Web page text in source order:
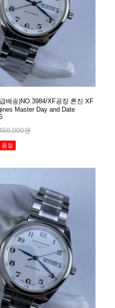
배송)NO.3984/XF공장 론진 XF
Master Day and Date
원
품절